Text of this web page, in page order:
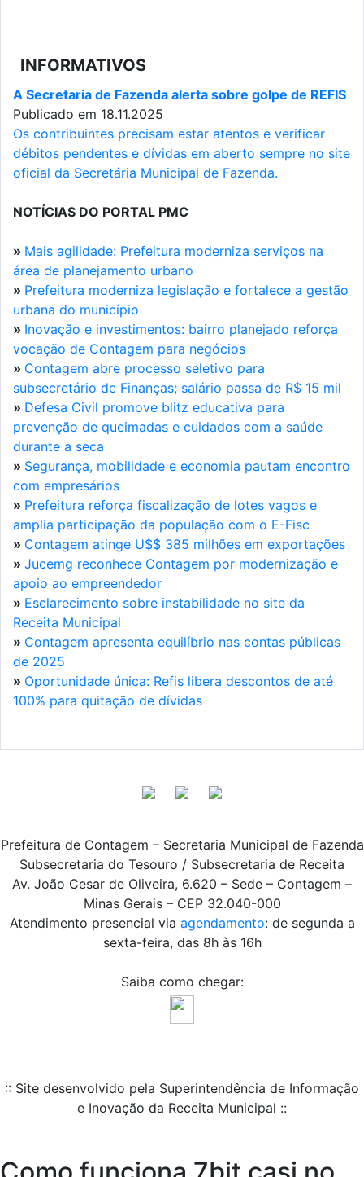
INFORMATIVOS
A Secretaria de Fazenda alerta sobre golpe de REFIS
Publicado em 18.11.2025
Os contribuintes precisam estar atentos e verificar
débitos pendentes e dívidas em aberto sempre no site
oficial da Secretária Municipal de Fazenda.
NOTÍCIAS DO PORTAL PMC
» Mais agilidade: Prefeitura moderniza serviços na
área de planejamento urbano
» Prefeitura moderniza legislação e fortalece a gestão
urbana do município
» Inovação e investimentos: bairro planejado reforça
vocação de Contagem para negócios
» Contagem abre processo seletivo para
subsecretário de Finanças; salário passa de R$ 15 mil
» Defesa Civil promove blitz educativa para
prevenção de queimadas e cuidados com a saúde
durante a seca
» Segurança, mobilidade e economia pautam encontro
com empresários
» Prefeitura reforça fiscalização de lotes vagos e
amplia participação da população com o E-Fisc
» Contagem atinge U$$ 385 milhões em exportações
» Jucemg reconhece Contagem por modernização e
apoio ao empreendedor
» Esclarecimento sobre instabilidade no site da
Receita Municipal
» Contagem apresenta equilíbrio nas contas públicas
de 2025
» Oportunidade única: Refis libera descontos de até
100% para quitação de dívidas
Prefeitura de Contagem – Secretaria Municipal de Fazenda
Subsecretaria do Tesouro / Subsecretaria de Receita
Av. João Cesar de Oliveira, 6.620 – Sede – Contagem –
Minas Gerais – CEP 32.040-000
Atendimento presencial via agendamento: de segunda a
sexta-feira, das 8h às 16h
Saiba como chegar:
:: Site desenvolvido pela Superintendência de Informação
e Inovação da Receita Municipal ::